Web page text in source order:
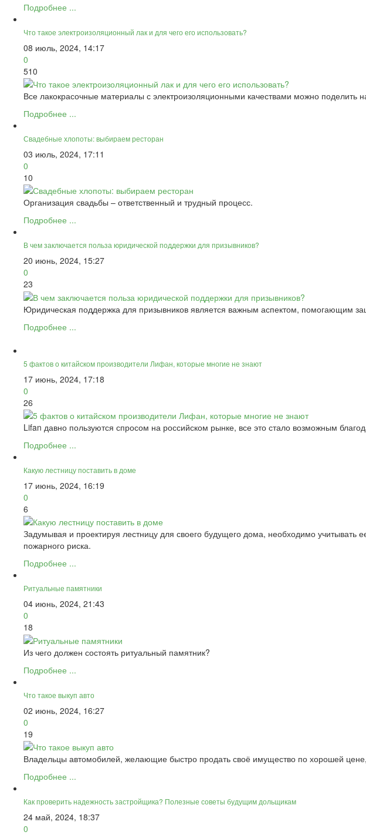
Подробнее ...
Что такое электроизоляционный лак и для чего его использовать?
08 июль, 2024, 14:17
0
510
Все лакокрасочные материалы с электроизоляционными качествами можно поделить
Подробнее ...
Свадебные хлопоты: выбираем ресторан
03 июль, 2024, 17:11
0
10
Организация свадьбы – ответственный и трудный процесс.
Подробнее ...
В чем заключается польза юридической поддержки для призывников?
20 июнь, 2024, 15:27
0
23
Юридическая поддержка для призывников является важным аспектом, помогающим
Подробнее ...
5 фактов о китайском производители Лифан, которые многие не знают
17 июнь, 2024, 17:18
0
26
Lifan давно пользуются спросом на российском рынке, все это стало возможным
Подробнее ...
Какую лестницу поставить в доме
17 июнь, 2024, 16:19
0
6
Задумывая и проектируя лестницу для своего будущего дома, необходимо учитывать
пожарного риска.
Подробнее ...
Ритуальные памятники
04 июнь, 2024, 21:43
0
18
Из чего должен состоять ритуальный памятник?
Подробнее ...
Что такое выкуп авто
02 июнь, 2024, 16:27
0
19
Владельцы автомобилей, желающие быстро продать своё имущество по хорошей
Подробнее ...
Как проверить надежность застройщика? Полезные советы будущим дольщикам
24 май, 2024, 18:37
0